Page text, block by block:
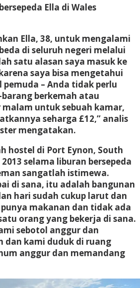
Ella di Wales
Ella, 38, untuk mengalami
di seluruh negeri melalui
satu alasan saya masuk ke
saya bisa mengetahui
– Anda tidak perlu
berkemah atau
malam untuk sebuah kamar,
seharga £12,” analis
mengatakan.
hostel di Port Eynon, South
selama liburan bersepeda
sangatlah istimewa.
di sana, itu adalah bangunan
hari sudah cukup larut dan
makanan dan tidak ada
orang yang bekerja di sana.
sebotol anggur dan
dan kami duduk di ruang
anggur dan memandang